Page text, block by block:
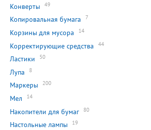
Конверты 49
Копировальная бумага 7
Корзины для мусора 14
Корректирующие средства 44
Ластики 50
Лупа 8
Маркеры 200
Мел 14
Накопители для бумаг 80
Настольные лампы 19